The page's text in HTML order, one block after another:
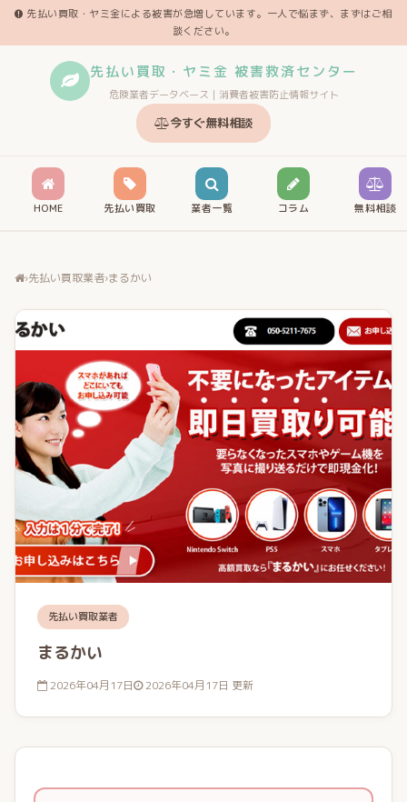
先払い買取・ヤミ金による被害が急増しています。一人で悩まず、まずはご相
談ください。
先払い買取・ヤミ金 被害救済センター
危険業者データベース｜消費者被害防止情報サイト
今すぐ無料相談
HOME 先払い買取 業者一覧 コラム 無料相談
›先払い買取業者›まるかい
先払い買取業者
まるかい
2026年04月17日 2026年04月17日 更新